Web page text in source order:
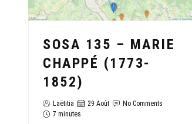
SOSA 135 – MARIE
CHAPPÉ (1773-
1852)
Laëtitia 29 Août
No Comments
7 minutes